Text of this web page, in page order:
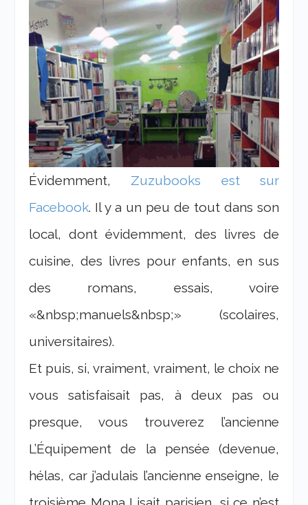
Évidemment, Zuzubooks est sur
Facebook. Il y a un peu de tout dans son
local, dont évidemment, des livres de
cuisine, des livres pour enfants, en sus
des romans, essais, voire
«&nbsp;manuels&nbsp;» (scolaires,
universitaires).
Et puis, si, vraiment, vraiment, le choix ne
vous satisfaisait pas, à deux pas ou
presque, vous trouverez l’ancienne
L’Équipement de la pensée (devenue,
hélas, car j’adulais l’ancienne enseigne, le